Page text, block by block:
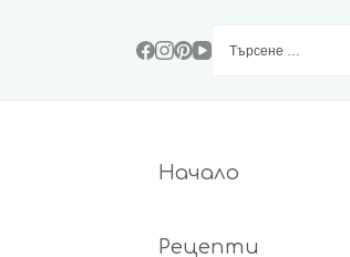
за:
Начало
Рецепти